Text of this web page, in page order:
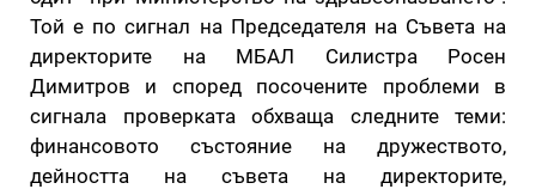
Той е по сигнал на Председателя на Съвета на
директорите на МБАЛ Силистра Росен
Димитров и според посочените проблеми в
сигнала проверката обхваща следните теми:
финансовото състояние на дружеството,
дейността на съвета на директорите,